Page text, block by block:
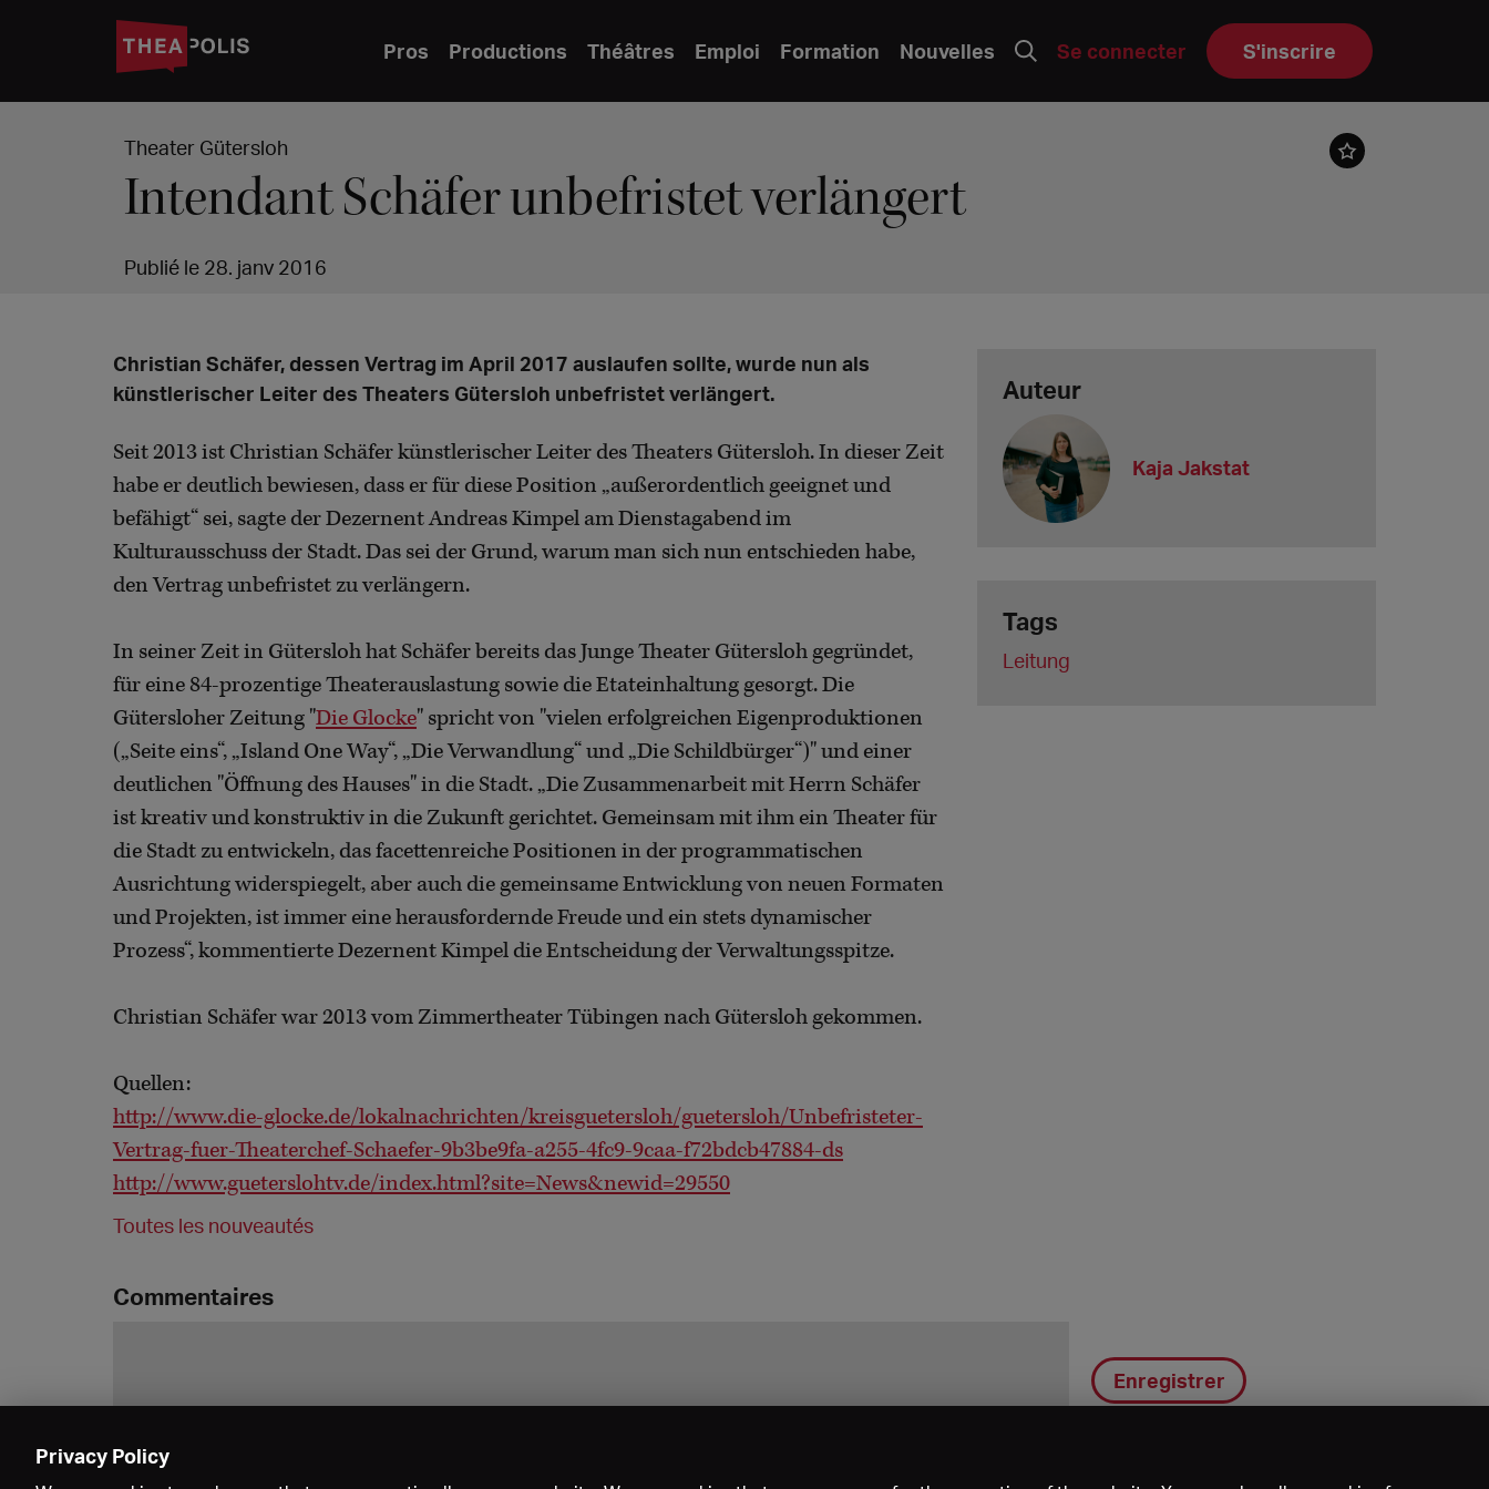
Pros Productions Théâtres Emploi Formation Nouvelles Se connecter S'inscrire
Theater Gütersloh
Intendant Schäfer unbefristet verlängert
Publié le 28. janv 2016
Christian Schäfer, dessen Vertrag im April 2017 auslaufen sollte, wurde nun als
künstlerischer Leiter des Theaters Gütersloh unbefristet verlängert.
Seit 2013 ist Christian Schäfer künstlerischer Leiter des Theaters Gütersloh. In dieser Zeit
habe er deutlich bewiesen, dass er für diese Position „außerordentlich geeignet und
befähigt“ sei, sagte der Dezernent Andreas Kimpel am Dienstagabend im
Kulturausschuss der Stadt. Das sei der Grund, warum man sich nun entschieden habe,
den Vertrag unbefristet zu verlängern.
In seiner Zeit in Gütersloh hat Schäfer bereits das Junge Theater Gütersloh gegründet,
für eine 84-prozentige Theaterauslastung sowie die Etateinhaltung gesorgt. Die
Gütersloher Zeitung "Die Glocke" spricht von "vielen erfolgreichen Eigenproduktionen
(„Seite eins“, „Island One Way“, „Die Verwandlung“ und „Die Schildbürger“)" und einer
deutlichen "Öffnung des Hauses" in die Stadt. „Die Zusammenarbeit mit Herrn Schäfer
ist kreativ und konstruktiv in die Zukunft gerichtet. Gemeinsam mit ihm ein Theater für
die Stadt zu entwickeln, das facettenreiche Positionen in der programmatischen
Ausrichtung widerspiegelt, aber auch die gemeinsame Entwicklung von neuen Formaten
und Projekten, ist immer eine herausfordernde Freude und ein stets dynamischer
Prozess“, kommentierte Dezernent Kimpel die Entscheidung der Verwaltungsspitze.
Christian Schäfer war 2013 vom Zimmertheater Tübingen nach Gütersloh gekommen.
Quellen:
http://www.die-glocke.de/lokalnachrichten/kreisguetersloh/guetersloh/Unbefristeter-
Vertrag-fuer-Theaterchef-Schaefer-9b3be9fa-a255-4fc9-9caa-f72bdcb47884-ds
http://www.gueterslohtv.de/index.html?site=News&newid=29550
Toutes les nouveautés
Auteur
Kaja Jakstat
Tags
Leitung
Commentaires
Enregistrer
Privacy Policy